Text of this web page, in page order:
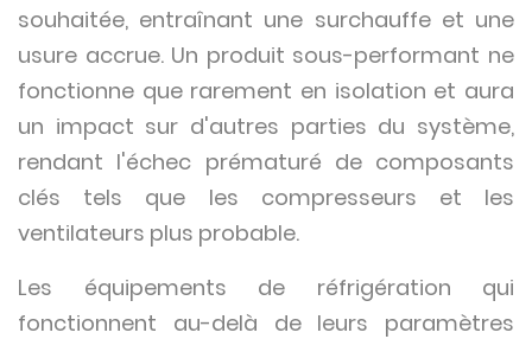
souhaitée, entraînant une surchauffe et une
usure accrue. Un produit sous-performant ne
fonctionne que rarement en isolation et aura
un impact sur d'autres parties du système,
rendant l'échec prématuré de composants
clés tels que les compresseurs et les
ventilateurs plus probable.
Les équipements de réfrigération qui
fonctionnent au-delà de leurs paramètres